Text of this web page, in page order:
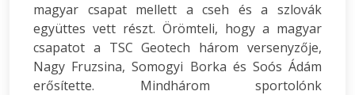
magyar csapat mellett a cseh és a szlovák
együttes vett részt. Örömteli, hogy a magyar
csapatot a TSC Geotech három versenyzője,
Nagy Fruzsina, Somogyi Borka és Soós Ádám
erősítette. Mindhárom sportolónk